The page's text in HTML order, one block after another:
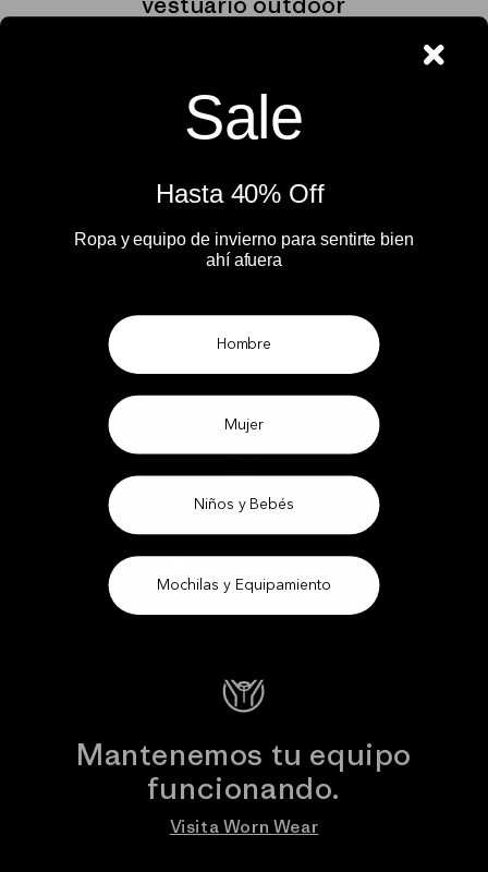
Ropa outdoor para acompañarte en
Desde polar hasta chaquetas con aislación
Ropa outdoor para todos los días
Garantizamos todo lo que
fabricamos.
Nuestra Garantía de Hierro
Mantenemos tu equipo
funcionando.
Visita Worn Wear
Sale
Hasta 40% Off ​
Ropa y equipo de invierno para sentirte bien
ahí afuera​
Hombre
Mujer
Niños y Bebés
Mochilas y Equipamiento